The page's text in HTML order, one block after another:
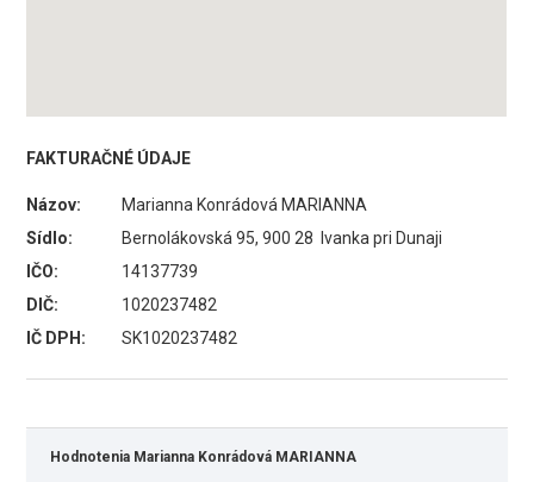
FAKTURAČNÉ ÚDAJE
Názov:
Marianna Konrádová MARIANNA
Sídlo:
Bernolákovská 95, 900 28 Ivanka pri Dunaji
IČO:
14137739
DIČ:
1020237482
IČ DPH:
SK1020237482
Hodnotenia Marianna Konrádová MARIANNA